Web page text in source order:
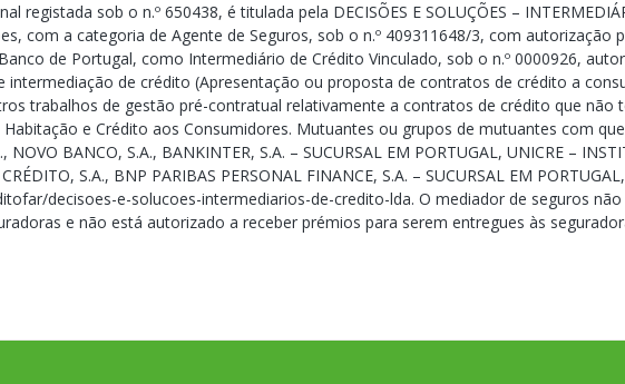
registada sob o n.º 650438, é titulada pela DECISÕES E SOLUÇÕES –
com a categoria de Agente de Seguros, sob o n.º 409311648/3, com autorização
de Portugal, como Intermediário de Crédito Vinculado, sob o n.º 0000926,
de crédito (Apresentação ou proposta de contratos de crédito a
trabalhos de gestão pré-contratual relativamente a contratos de crédito que não
e Crédito aos Consumidores. Mutuantes ou grupos de mutuantes com
BANCO, S.A., BANKINTER, S.A. – SUCURSAL EM PORTUGAL, UNICRE –
S.A., BNP PARIBAS PERSONAL FINANCE, S.A. – SUCURSAL EM
decisoes-e-solucoes-intermediarios-de-credito-lda. O mediador de seguros
e não está autorizado a receber prémios para serem entregues às